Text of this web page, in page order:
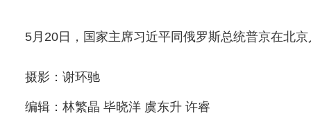
5月20日，国家主席习近平同俄罗斯总统普京在北
摄影：谢环驰
编辑：林繁晶 毕晓洋 虞东升 许睿